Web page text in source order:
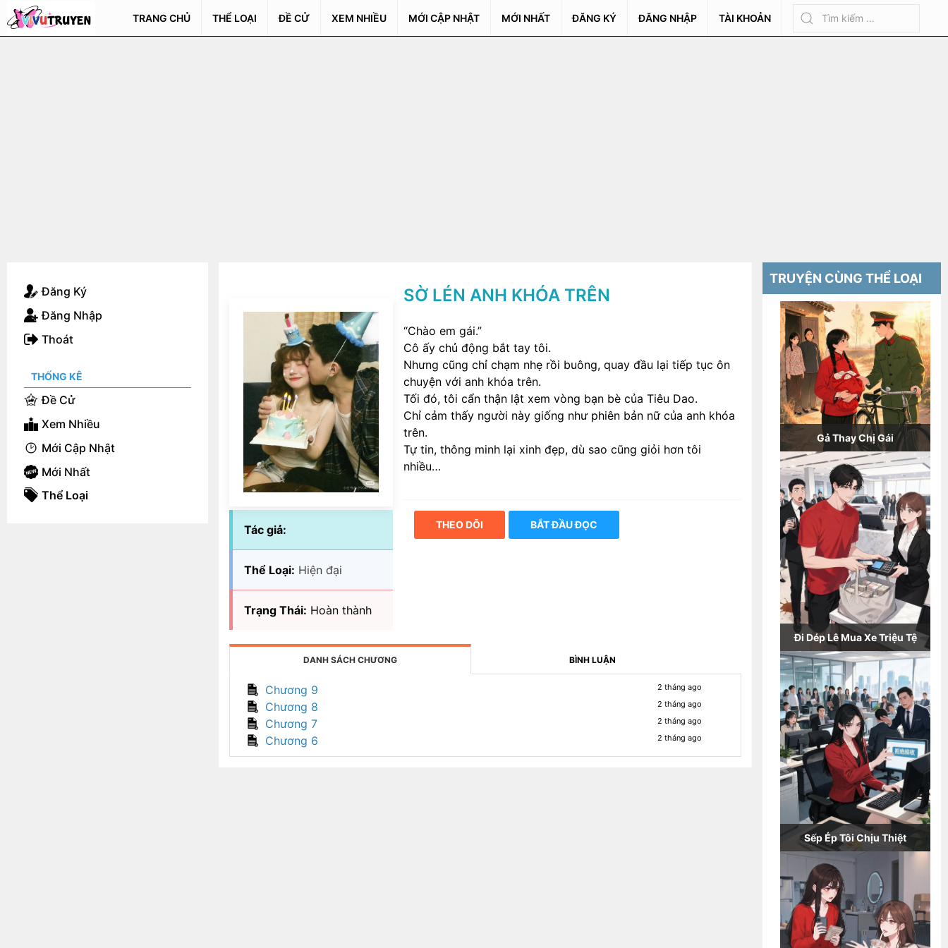
TRANG CHỦ THỂ LOẠI ĐỀ CỬ XEM NHIỀU MỚI CẬP NHẬT MỚI NHẤT ĐĂNG KÝ ĐĂNG NHẬP TÀI KHOẢN
SỜ LÉN ANH KHÓA TRÊN
Tác giả:
Thể Loại: Hiện đại
Trạng Thái: Hoàn thành
“Chào em gái.”
Cô ấy chủ động bắt tay tôi.
Nhưng cũng chỉ chạm nhẹ rồi buông, quay đầu lại tiếp tục ôn
chuyện với anh khóa trên.
Tối đó, tôi cẩn thận lật xem vòng bạn bè của Tiêu Dao.
Chỉ cảm thấy người này giống như phiên bản nữ của anh khóa
trên.
Tự tin, thông minh lại xinh đẹp, dù sao cũng giỏi hơn tôi
nhiều…
THEO DÕI BẮT ĐẦU ĐỌC
DANH SÁCH CHƯƠNG BÌNH LUẬN
Chương 9 2 tháng ago
Chương 8 2 tháng ago
Chương 7 2 tháng ago
Chương 6 2 tháng ago
Đăng Ký
Đăng Nhập
Thoát
THỐNG KÊ
Đề Cử
Xem Nhiều
Mới Cập Nhật
Mới Nhất
Thể Loại
TRUYỆN CÙNG THỂ LOẠI
Gả Thay Chị Gái
Đi Dép Lê Mua Xe Triệu Tệ
Sếp Ép Tôi Chịu Thiệt